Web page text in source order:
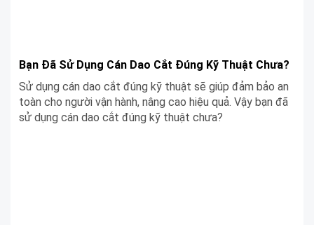
Bạn Đã Sử Dụng Cán Dao Cắt Đúng Kỹ Thuật Chưa?
Sử dụng cán dao cắt đúng kỹ thuật sẽ giúp đảm bảo an
toàn cho người vận hành, nâng cao hiệu quả. Vậy bạn đã
sử dụng cán dao cắt đúng kỹ thuật chưa?